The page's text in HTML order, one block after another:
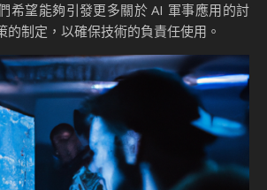
希望能夠引發更多關於 AI 軍事應用的討
的制定，以確保技術的負責任使用。